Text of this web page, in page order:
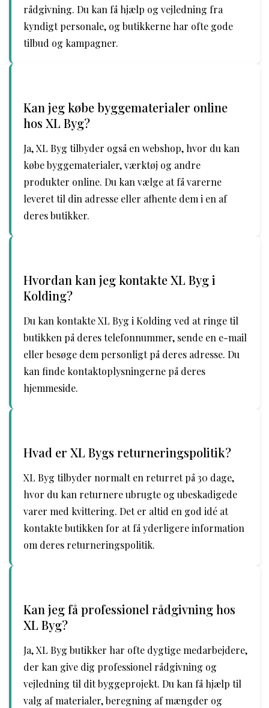
rådgivning. Du kan få hjælp og vejledning fra
kyndigt personale, og butikkerne har ofte gode
tilbud og kampagner.
Kan jeg købe byggematerialer online
hos XL Byg?
Ja, XL Byg tilbyder også en webshop, hvor du kan
købe byggematerialer, værktøj og andre
produkter online. Du kan vælge at få varerne
leveret til din adresse eller afhente dem i en af
deres butikker.
Hvordan kan jeg kontakte XL Byg i
Kolding?
Du kan kontakte XL Byg i Kolding ved at ringe til
butikken på deres telefonnummer, sende en e-mail
eller besøge dem personligt på deres adresse. Du
kan finde kontaktoplysningerne på deres
hjemmeside.
Hvad er XL Bygs returneringspolitik?
XL Byg tilbyder normalt en returret på 30 dage,
hvor du kan returnere ubrugte og ubeskadigede
varer med kvittering. Det er altid en god idé at
kontakte butikken for at få yderligere information
om deres returneringspolitik.
Kan jeg få professionel rådgivning hos
XL Byg?
Ja, XL Byg butikker har ofte dygtige medarbejdere,
der kan give dig professionel rådgivning og
vejledning til dit byggeprojekt. Du kan få hjælp til
valg af materialer, beregning af mængder og